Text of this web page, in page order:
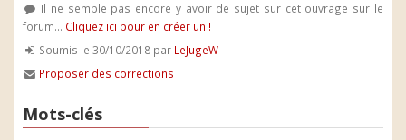
Il ne semble pas encore y avoir de sujet sur cet ouvrage sur le
forum... Cliquez ici pour en créer un !
Soumis le 30/10/2018 par LeJugeW
Proposer des corrections
Mots-clés